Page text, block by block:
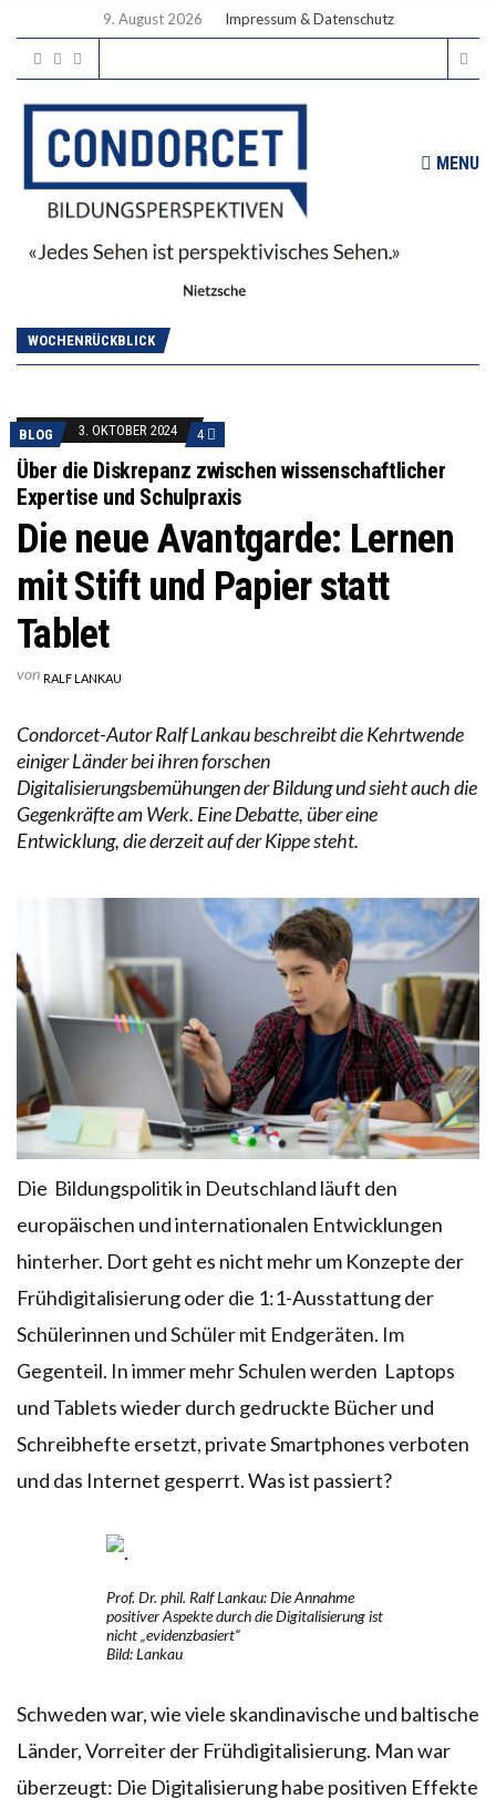
9. August 2026 Impressum & Datenschutz
MENU
WOCHENRÜCKBLICK
BLOG 3. OKTOBER 2024 4
Über die Diskrepanz zwischen wissenschaftlicher
Expertise und Schulpraxis
Die neue Avantgarde: Lernen
mit Stift und Papier statt
Tablet
von RALF LANKAU
Condorcet-Autor Ralf Lankau beschreibt die Kehrtwende
einiger Länder bei ihren forschen
Digitalisierungsbemühungen der Bildung und sieht auch die
Gegenkräfte am Werk. Eine Debatte, über eine
Entwicklung, die derzeit auf der Kippe steht.
Die Bildungspolitik in Deutschland läuft den
europäischen und internationalen Entwicklungen
hinterher. Dort geht es nicht mehr um Konzepte der
Frühdigitalisierung oder die 1:1-Ausstattung der
Schülerinnen und Schüler mit Endgeräten. Im
Gegenteil. In immer mehr Schulen werden Laptops
und Tablets wieder durch gedruckte Bücher und
Schreibhefte ersetzt, private Smartphones verboten
und das Internet gesperrt. Was ist passiert?
Prof. Dr. phil. Ralf Lankau: Die Annahme
positiver Aspekte durch die Digitalisierung ist
nicht „evidenzbasiert“
Bild: Lankau
Schweden war, wie viele skandinavische und baltische
Länder, Vorreiter der Frühdigitalisierung. Man war
überzeugt: Die Digitalisierung habe positiven Effekte